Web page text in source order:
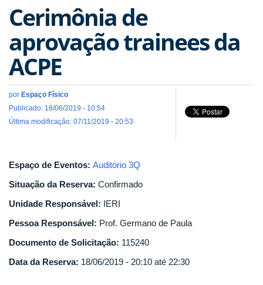
Cerimônia de
aprovação trainees da
ACPE
por Espaço Físico
Publicado: 18/06/2019 - 10:54
Última modificação: 07/11/2019 - 20:53
Espaço de Eventos: Auditório 3Q
Situação da Reserva: Confirmado
Unidade Responsável: IERI
Pessoa Responsável: Prof. Germano de Paula
Documento de Solicitação: 115240
Data da Reserva: 18/06/2019 - 20:10 até 22:30